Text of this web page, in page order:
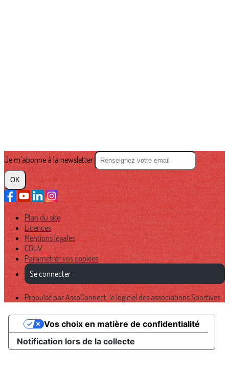
Je m'abonne à la newsletter
OK
Plan du site
Licences
Mentions légales
CGUV
Paramétrer vos cookies
Se connecter
Propulsé par AssoConnect, le logiciel des associations Sportives
Notification lors de la collecte
Vos choix en matière de confidentialité